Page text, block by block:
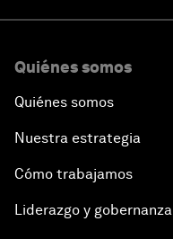
Quiénes somos
Quiénes somos
Nuestra estrategia
Cómo trabajamos
Liderazgo y gobernanza